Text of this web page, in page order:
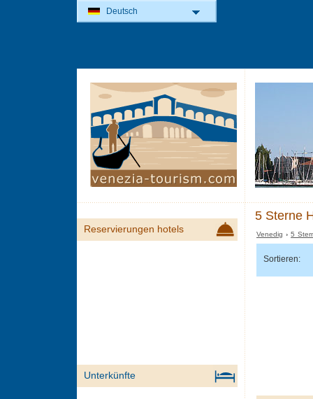
5 Sterne
Venedig ›5
Sortieren:
Reservierungen hotels
Unterkünfte
Deutsch